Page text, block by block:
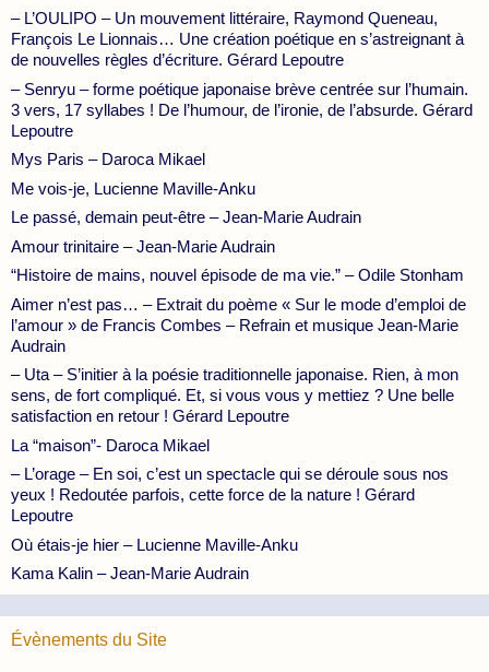
– L’OULIPO – Un mouvement littéraire, Raymond Queneau,
François Le Lionnais… Une création poétique en s’astreignant à
de nouvelles règles d’écriture. Gérard Lepoutre
– Senryu – forme poétique japonaise brève centrée sur l’humain.
3 vers, 17 syllabes ! De l’humour, de l’ironie, de l’absurde. Gérard
Lepoutre
Mys Paris – Daroca Mikael
Me vois-je, Lucienne Maville-Anku
Le passé, demain peut-être – Jean-Marie Audrain
Amour trinitaire – Jean-Marie Audrain
“Histoire de mains, nouvel épisode de ma vie.” – Odile Stonham
Aimer n’est pas… – Extrait du poème « Sur le mode d’emploi de
l’amour » de Francis Combes – Refrain et musique Jean-Marie
Audrain
– Uta – S’initier à la poésie traditionnelle japonaise. Rien, à mon
sens, de fort compliqué. Et, si vous vous y mettiez ? Une belle
satisfaction en retour ! Gérard Lepoutre
La “maison”- Daroca Mikael
– L’orage – En soi, c’est un spectacle qui se déroule sous nos
yeux ! Redoutée parfois, cette force de la nature ! Gérard
Lepoutre
Où étais-je hier – Lucienne Maville-Anku
Kama Kalin – Jean-Marie Audrain
Évènements du Site